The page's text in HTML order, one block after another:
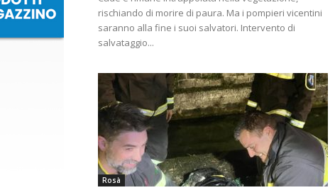
rischiando di morire di paura. Ma i pompieri vicentini
saranno alla fine i suoi salvatori. Intervento di
salvataggio...
Rosà